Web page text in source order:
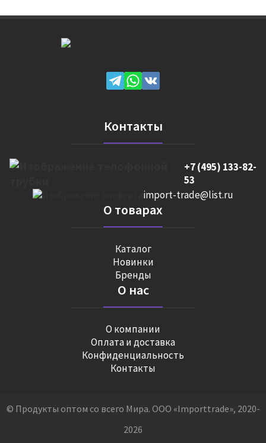
Контакты
+7 (495) 133-82-
53
import-trade@list.ru
О товарах
Каталог
Новинки
Бренды
О нас
О компании
Оплата и доставка
Конфиденциальность
Контакты
© Продукты оптом со всего Мира. ООО «Importtrade», 2020-
2026